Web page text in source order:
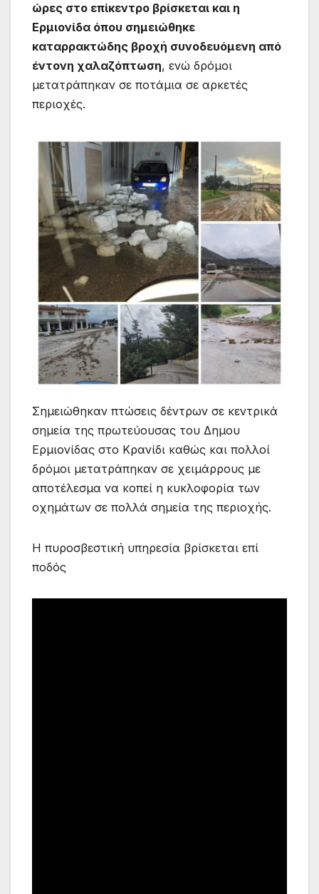
ώρες στο επίκεντρο βρίσκεται και η
Ερμιονίδα όπου σημειώθηκε
καταρρακτώδης βροχή συνοδευόμενη από
έντονη χαλαζόπτωση, ενώ δρόμοι
μετατράπηκαν σε ποτάμια σε αρκετές
περιοχές.
Σημειώθηκαν πτώσεις δέντρων σε κεντρικά
σημεία της πρωτεύουσας του Δημου
Ερμιονίδας στο Κρανίδι καθώς και πολλοί
δρόμοι μετατράπηκαν σε χειμάρρους με
αποτέλεσμα να κοπεί η κυκλοφορία των
οχημάτων σε πολλά σημεία της περιοχής.
Η πυροσβεστική υπηρεσία βρίσκεται επί
ποδός